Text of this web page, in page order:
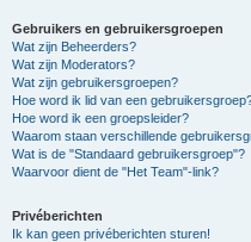
Gebruikers en gebruikersgroepen
Wat zijn Beheerders?
Wat zijn Moderators?
Wat zijn gebruikersgroepen?
Hoe word ik lid van een
Hoe word ik een groepsleider?
Waarom staan verschillende
Wat is de "Standaard gebruikersgroep"?
Waarvoor dient de "Het Team"-link?
Privéberichten
Ik kan geen privéberichten sturen!